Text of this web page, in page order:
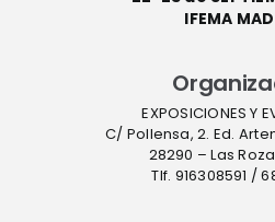
IFEMA
EXPOSICIONES Y
C/ Pollensa, 2. Ed.
28290 – Las
Tlf. 916308591 /